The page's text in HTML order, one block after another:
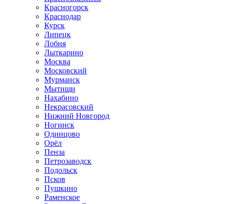
Красногорск
Краснодар
Курск
Липецк
Лобня
Лыткарино
Москва
Московский
Мурманск
Мытищи
Нахабино
Некрасовский
Нижний Новгород
Ногинск
Одинцово
Орёл
Пенза
Петрозаводск
Подольск
Псков
Пушкино
Раменское